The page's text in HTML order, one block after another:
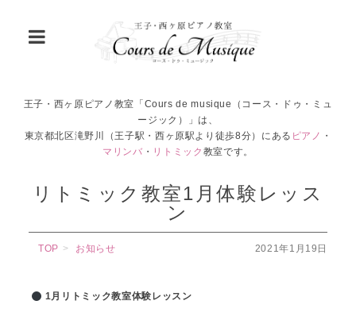
王子・西ヶ原ピアノ教室「Cours de musique（コース・ドゥ・ミュ
ージック）」は、
東京都北区滝野川（王子駅・西ヶ原駅より徒歩8分）にある ピアノ ・
マリンバ ・ リトミック 教室です。
リトミック教室1月体験レッス
ン
TOP お知らせ 2021年1月19日
1月リトミック教室体験レッスン